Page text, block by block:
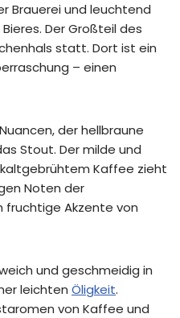
Brauerei und leuchtend
Der Großteil des
statt. Dort ist ein
– einen
der hellbraune
Stout. Der milde und
Kaffee zieht
Noten der
Akzente von
und geschmeidig in
leichten Öligkeit.
von Kaffee und